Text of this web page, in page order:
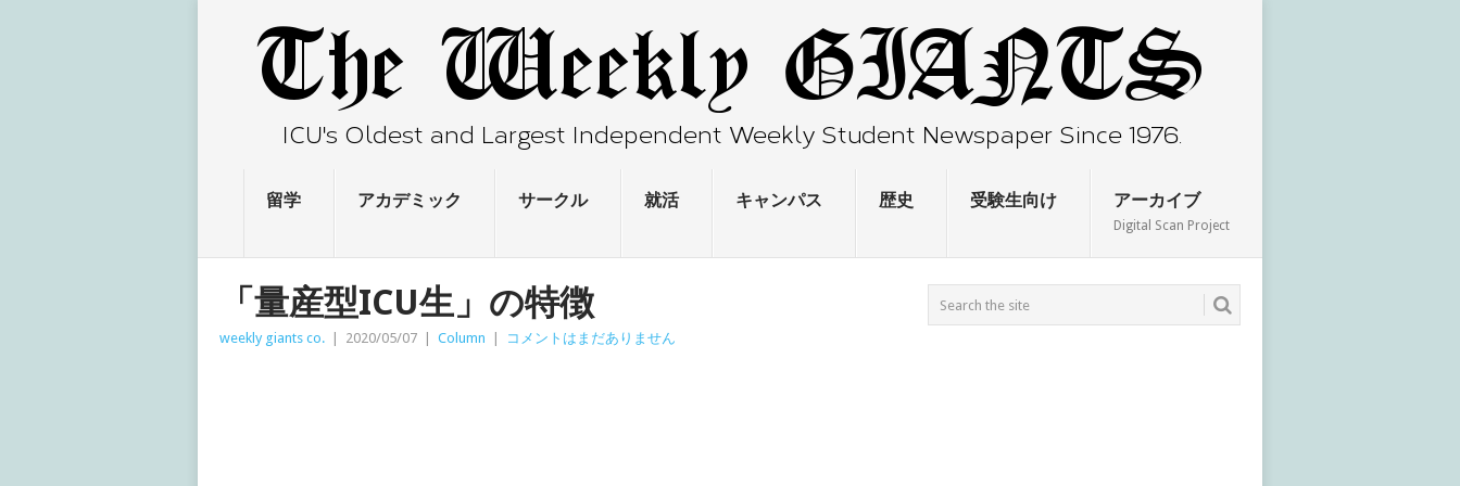
留学 アカデミック サークル 就活 キャンパス 歴史 受験生向け アーカイブ
Digital Scan Project
「量産型ICU生」の特徴
weekly giants co. 2020/05/07 Column コメントはまだありません